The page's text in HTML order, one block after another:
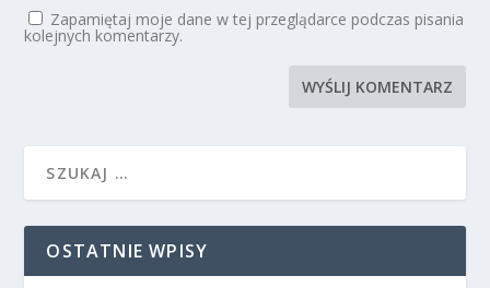
Zapamiętaj moje dane w tej przeglądarce podczas pisania
kolejnych komentarzy.
OSTATNIE WPISY